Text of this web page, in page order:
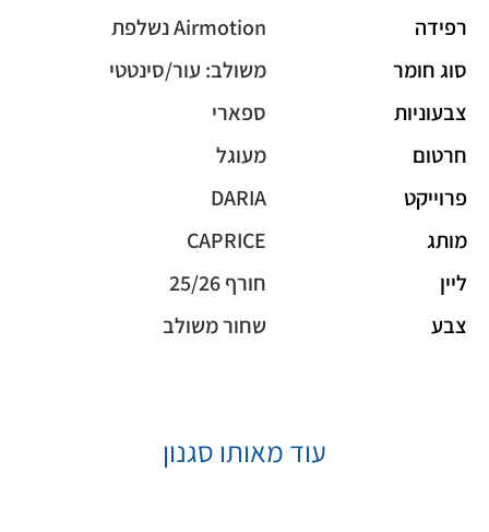
רפידה
Airmotion נשלפת
סוג חומר
משולב: עור/סינטטי
צבעוניות
ספארי
חרטום
מעוגל
פרוייקט
DARIA
מותג
CAPRICE
ליין
חורף 25/26
צבע
שחור משולב
עוד מאותו סגנון